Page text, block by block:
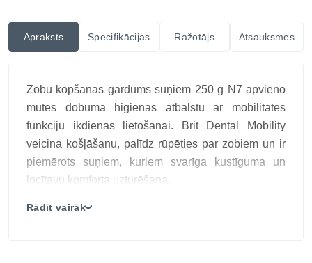
Apraksts Specifikācijas Ražotājs Atsauksmes
Zobu kopšanas gardums suņiem 250 g N7 apvieno
mutes dobuma higiēnas atbalstu ar mobilitātes
funkciju ikdienas lietošanai. Brit Dental Mobility
veicina košļāšanu, palīdz rūpēties par zobiem un ir
piemērots suņiem, kuriem svarīga kustīguma un
locītavu komforta uzturēšana.
Rādīt vairāk❯